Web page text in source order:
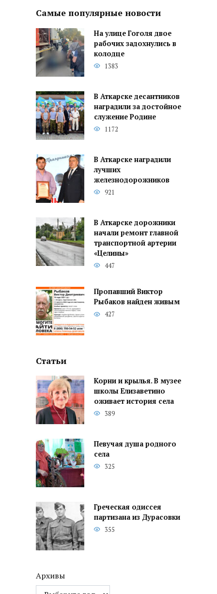
Самые популярные новости
На улице Гоголя двое
рабочих задохнулись в
колодце
1383
В Аткарске десантников
наградили за достойное
служение Родине
1172
В Аткарске наградили
лучших
железнодорожников
921
В Аткарске дорожники
начали ремонт главной
транспортной артерии
«Целины»
447
Пропавший Виктор
Рыбаков найден живым
427
Статьи
Корни и крылья. В музее
школы Елизаветино
оживает история села
389
Певучая душа родного
села
325
Греческая одиссея
партизана из Дурасовки
355
Архивы